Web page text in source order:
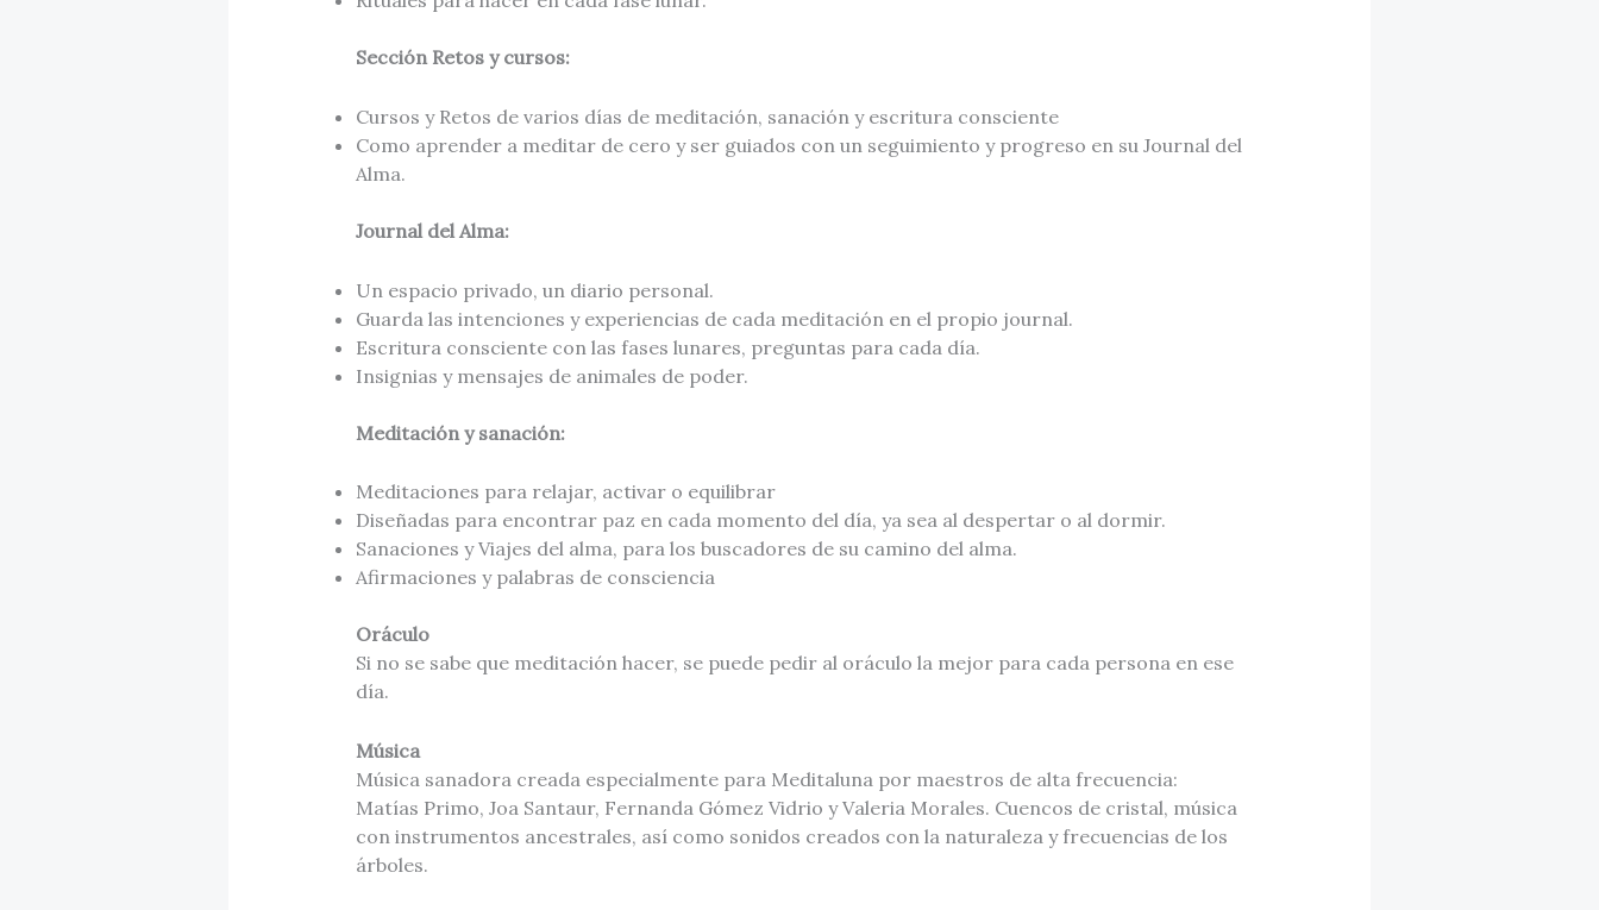
Sección Retos y cursos:
Cursos y Retos de varios días de meditación, sanación y escritura consciente
Como aprender a meditar de cero y ser guiados con un seguimiento y progreso en su Journal del
Alma.
Journal del Alma:
Un espacio privado, un diario personal.
Guarda las intenciones y experiencias de cada meditación en el propio journal.
Escritura consciente con las fases lunares, preguntas para cada día.
Insignias y mensajes de animales de poder.
Meditación y sanación:
Meditaciones para relajar, activar o equilibrar
Diseñadas para encontrar paz en cada momento del día, ya sea al despertar o al dormir.
Sanaciones y Viajes del alma, para los buscadores de su camino del alma.
Afirmaciones y palabras de consciencia
Oráculo
Si no se sabe que meditación hacer, se puede pedir al oráculo la mejor para cada persona en ese
día.
Música
Música sanadora creada especialmente para Meditaluna por maestros de alta frecuencia:
Matías Primo, Joa Santaur, Fernanda Gómez Vidrio y Valeria Morales. Cuencos de cristal, música
con instrumentos ancestrales, así como sonidos creados con la naturaleza y frecuencias de los
árboles.